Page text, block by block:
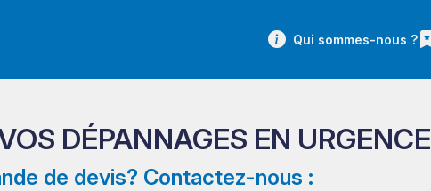
Qui sommes-nous ?
DÉPANNAGES EN URGENCE
de devis? Contactez-nous :